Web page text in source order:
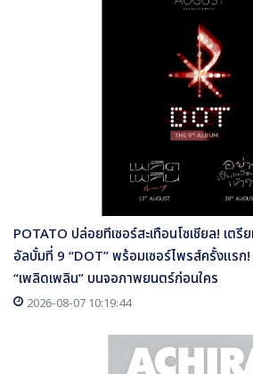
POTATO ปล่อยทีเซอร์สะเทือนโซเชียล! เตรี
อัลบั้มที่ 9 “DOT” พร้อมเซอร์ไพรส์ครั้งแรก
“เพลิดเพลิน” บนจอภาพยนตร์ก่อนใคร
2026-08-07 10:19:44